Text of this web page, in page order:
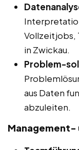
Vollzeitjobs,
in Zwickau.
Problem-
aus Daten
abzuleiten.
Management-